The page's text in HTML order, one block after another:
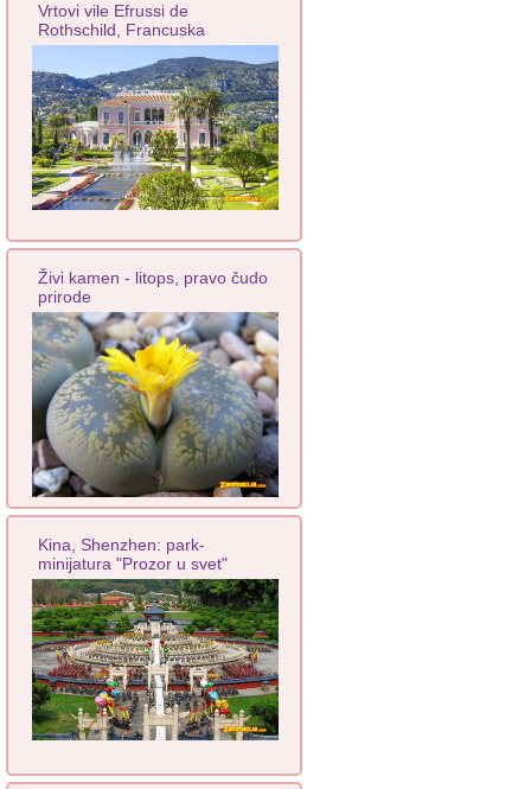
Vrtovi vile Efrussi de
Rothschild, Francuska
Živi kamen - litops, pravo čudo
prirode
Kina, Shenzhen: park-
minijatura "Prozor u svet"